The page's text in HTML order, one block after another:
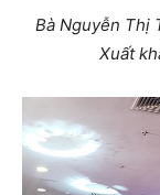
Bà Nguyễn Thị
Xuất